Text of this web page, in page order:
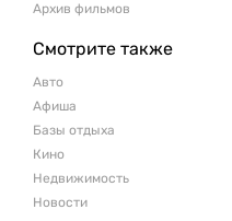
Архив фильмов
Смотрите также
Авто
Афиша
Базы отдыха
Кино
Недвижимость
Новости